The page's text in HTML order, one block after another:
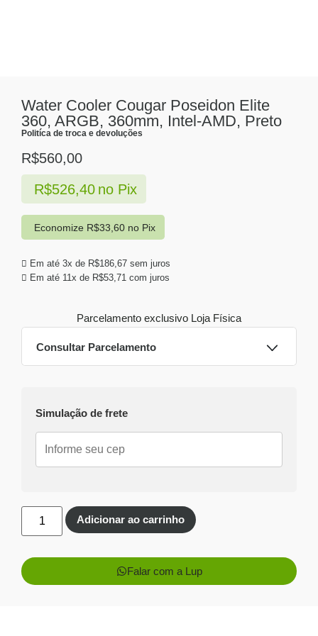
Water Cooler Cougar Poseidon Elite
360, ARGB, 360mm, Intel-AMD, Preto
Politíca de troca e devoluções
R$560,00
Em até 3x de R$186,67 sem juros
Em até 11x de R$53,71 com juros
R$526,40 no Pix
Economize R$33,60no Pix
Parcelamento exclusivo Loja Física
Consultar Parcelamento
Pix:R$526,40 Aprovação imediata
EconomizeR$33,60
Aprovação imediata
Simulação de frete
Adicionar ao carrinho
Falar com a Lup